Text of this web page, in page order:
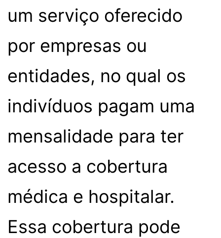
um serviço oferecido
por empresas ou
entidades, no qual os
indivíduos pagam uma
mensalidade para ter
acesso a cobertura
médica e hospitalar.
Essa cobertura pode